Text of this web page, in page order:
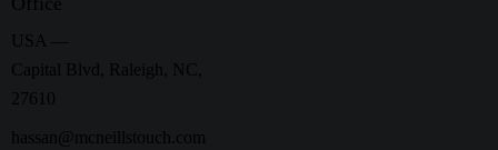
USA —
Capital Blvd, Raleigh, NC,
27610
hassan@mcneillstouch.com